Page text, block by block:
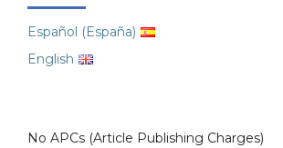
Español (España)
English
No APCs (Article Publishing Charges)